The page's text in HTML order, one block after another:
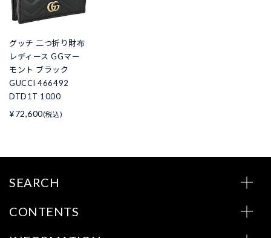
グッチ 二つ折り財布
レディース GGマー
モント ブラック
GUCCI 466492
DTD1T 1000
¥72,600(税込)
SEARCH
CONTENTS